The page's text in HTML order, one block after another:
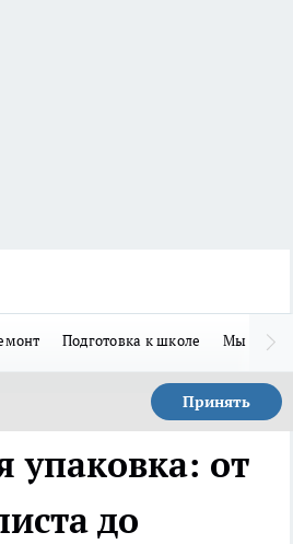
Подготовка к школе Мы в MAX
Принять
упаковка: от
до